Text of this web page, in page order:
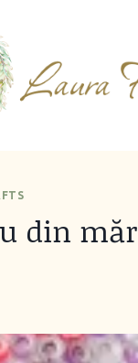
din